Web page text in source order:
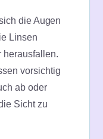
die Augen
Linsen
herausfallen.
vorsichtig
ab oder
Sicht zu